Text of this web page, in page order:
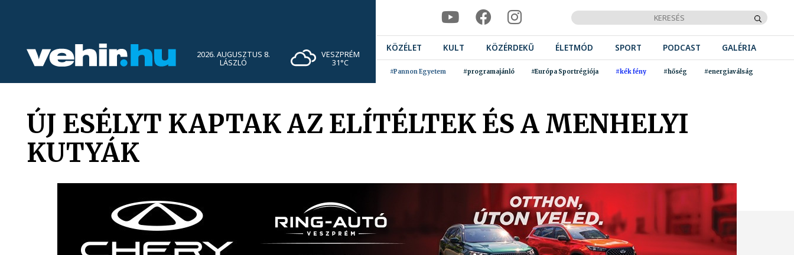
2026. AUGUSZTUS 8.
LÁSZLÓ
VESZPRÉM
31°C
KÖZÉLET KULT KÖZÉRDEKŰ ÉLETMÓD SPORT PODCAST GALÉRIA
#Pannon Egyetem #programajánló #Európa Sportrégiója #kék fény #hőség #energiaválság
ÚJ ESÉLYT KAPTAK AZ ELÍTÉLTEK ÉS A MENHELYI
KUTYÁK